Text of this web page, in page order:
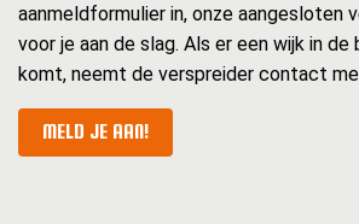
aanmeldformulier in, onze aangesloten
voor je aan de slag. Als er een wijk in de
komt, neemt de verspreider contact
MELD JE AAN!